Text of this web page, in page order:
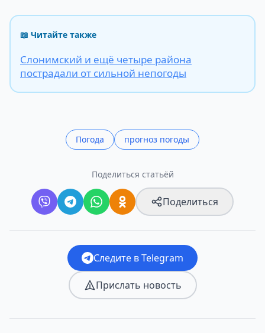
📖 Читайте также
Слонимский и ещё четыре района
пострадали от сильной непогоды
Погода прогноз погоды
Поделиться статьёй
Поделиться
Следите в Telegram
Прислать новость